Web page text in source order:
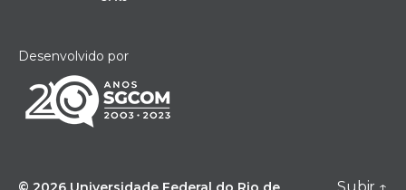
Desenvolvido por
Subir ↑